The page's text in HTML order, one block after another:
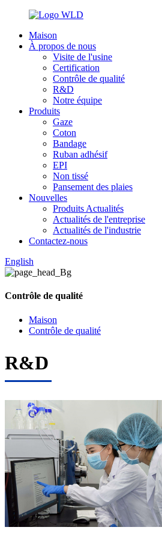
Maison
À propos de nous
Visite de l'usine
Certification
Contrôle de qualité
R&D
Notre équipe
Produits
Gaze
Coton
Bandage
Ruban adhésif
EPI
Non tissé
Pansement des plaies
Nouvelles
Produits Actualités
Actualités de l'entreprise
Actualités de l'industrie
Contactez-nous
English
Contrôle de qualité
Maison
Contrôle de qualité
R&D